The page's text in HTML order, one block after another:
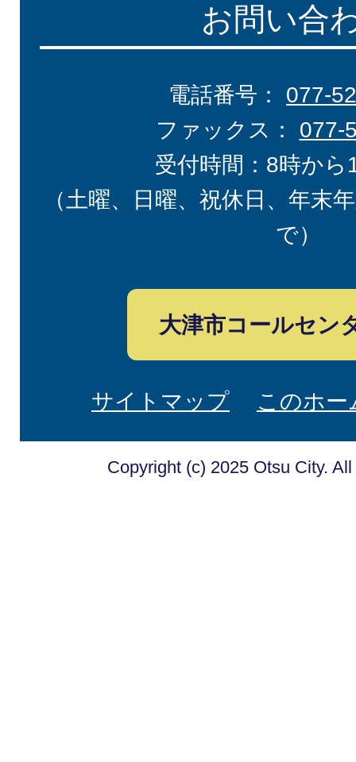
お問い合
電話番号： 077-
ファックス： 077-
受付時間：8時から
（土曜、日曜、祝休日、年末
で）
大津市コールセン
サイトマップ このホ
Copyright (c) 2025 Otsu City.